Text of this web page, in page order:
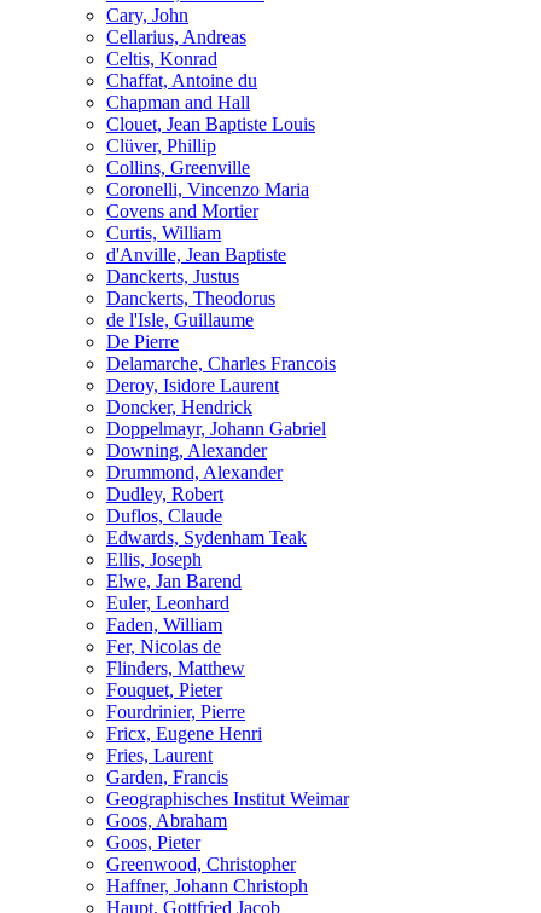
Cary, John
Cellarius, Andreas
Celtis, Konrad
Chaffat, Antoine du
Chapman and Hall
Clouet, Jean Baptiste Louis
Clüver, Phillip
Collins, Greenville
Coronelli, Vincenzo Maria
Covens and Mortier
Curtis, William
d'Anville, Jean Baptiste
Danckerts, Justus
Danckerts, Theodorus
de l'Isle, Guillaume
De Pierre
Delamarche, Charles Francois
Deroy, Isidore Laurent
Doncker, Hendrick
Doppelmayr, Johann Gabriel
Downing, Alexander
Drummond, Alexander
Dudley, Robert
Duflos, Claude
Edwards, Sydenham Teak
Ellis, Joseph
Elwe, Jan Barend
Euler, Leonhard
Faden, William
Fer, Nicolas de
Flinders, Matthew
Fouquet, Pieter
Fourdrinier, Pierre
Fricx, Eugene Henri
Fries, Laurent
Garden, Francis
Geographisches Institut Weimar
Goos, Abraham
Goos, Pieter
Greenwood, Christopher
Haffner, Johann Christoph
Haupt, Gottfried Jacob